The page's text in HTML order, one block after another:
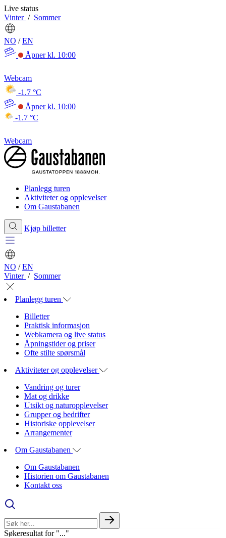
Live status
Vinter / Sommer
NO / EN
Åpner kl. 10:00
Webcam
-1.7 °C
Åpner kl. 10:00
-1.7 °C
Webcam
Planlegg turen
Aktiviteter og opplevelser
Om Gaustabanen
Kjøp billetter
NO / EN
Vinter / Sommer
Planlegg turen
Billetter
Praktisk informasjon
Webkamera og live status
Åpningstider og priser
Ofte stilte spørsmål
Aktiviteter og opplevelser
Vandring og turer
Mat og drikke
Utsikt og naturopplevelser
Grupper og bedrifter
Historiske opplevelser
Arrangementer
Om Gaustabanen
Om Gaustabanen
Historien om Gaustabanen
Kontakt oss
Søkeresultat for "..."